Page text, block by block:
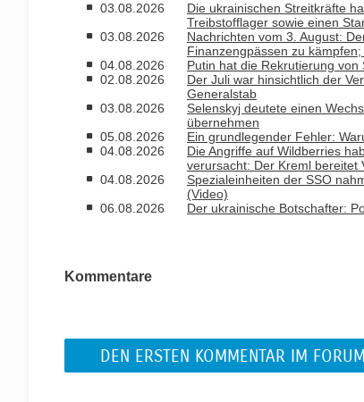
03.08.2026
Die ukrainischen Streitkräfte
Treibstofflager sowie einen
03.08.2026
Nachrichten vom 3. August:
Finanzengpässen zu
04.08.2026
Putin hat die Rekrutierung
02.08.2026
Der Juli war hinsichtlich der
Generalstab
03.08.2026
Selenskyj deutete einen
übernehmen
05.08.2026
Ein grundlegender Fehler:
04.08.2026
Die Angriffe auf Wildberries
verursacht: Der Kreml bereitet
04.08.2026
Spezialeinheiten der SSO
(Video)
06.08.2026
Der ukrainische Botschafter:
Kommentare
DEN ERSTEN KOMMENTAR IM